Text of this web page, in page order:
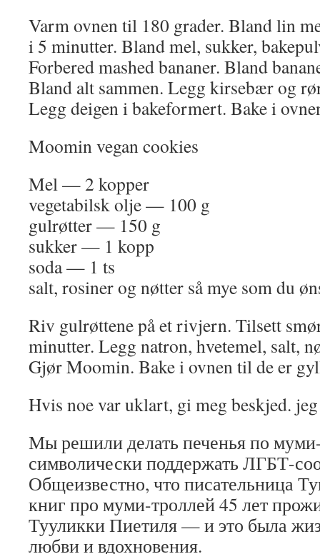
Varm ovnen til 180 grader. Bland lin
i 5 minutter. Bland mel, sukker,
Forbered mashed bananer. Bland
Bland alt sammen. Legg kirsebær og
Legg deigen i bakeformert. Bake i
Moomin vegan cookies
Mel — 2 kopper
vegetabilsk olje — 100 g
gulrøtter — 150 g
sukker — 1 kopp
soda — 1 ts
salt, rosiner og nøtter så mye som du
Riv gulrøttene på et rivjern. Tilsett
minutter. Legg natron, hvetemel, salt,
Gjør Moomin. Bake i ovnen til de er
Hvis noe var uklart, gi meg beskjed.
Мы решили делать печенья по
символически поддержать ЛГБТ-
Общеизвестно, что писательница
книг про муми-троллей 45 лет
Тууликки Пиетиля — и это была
любви и вдохновения.